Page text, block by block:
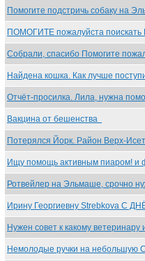
Помогите подстричь собаку на
ПОМОГИТЕ пожалуйста
Собрали, спасибо Помогите
Найдена кошка. Как лучше
Отчёт-просилка. Лила, нужна
Вакцина от бешенства
Потерялся Йорк. Район Верх-
Ищу помощь активным пиаром! и
Ротвейлер на Эльмаше, срочно
Ирину Георгиевну Strebkova С
Нужен совет к какому ветеринару
Немолодые ручки на небольшую